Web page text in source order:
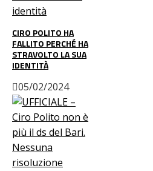
CIRO POLITO HA
FALLITO PERCHÉ HA
STRAVOLTO LA SUA
IDENTITÀ
05/02/2024